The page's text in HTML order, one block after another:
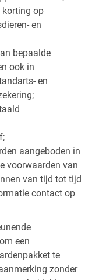
korting op
en
bepaalde
ook in
en
aangeboden in
voorwaarden van
van tijd tot tijd
contact op
een
te
zonder